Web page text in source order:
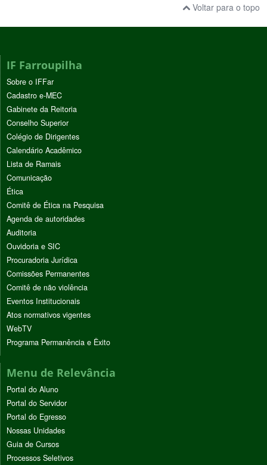
Voltar para o topo
IF Farroupilha
Sobre o IFFar
Cadastro e-MEC
Gabinete da Reitoria
Conselho Superior
Colégio de Dirigentes
Calendário Acadêmico
Lista de Ramais
Comunicação
Ética
Comitê de Ética na Pesquisa
Agenda de autoridades
Auditoria
Ouvidoria e SIC
Procuradoria Jurídica
Comissões Permanentes
Comitê de não violência
Eventos Institucionais
Atos normativos vigentes
WebTV
Programa Permanência e Êxito
Menu de Relevância
Portal do Aluno
Portal do Servidor
Portal do Egresso
Nossas Unidades
Guia de Cursos
Processos Seletivos